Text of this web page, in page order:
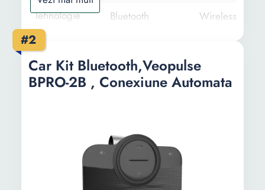
Tehnologie
Bluetooth
Wireless
USB / SD
Quick Charge
Bluetooth V5.0
Handsfree
Caracteristici
-
#2
Car Kit Bluetooth,Veopulse
BPRO-2B , Conexiune Automata